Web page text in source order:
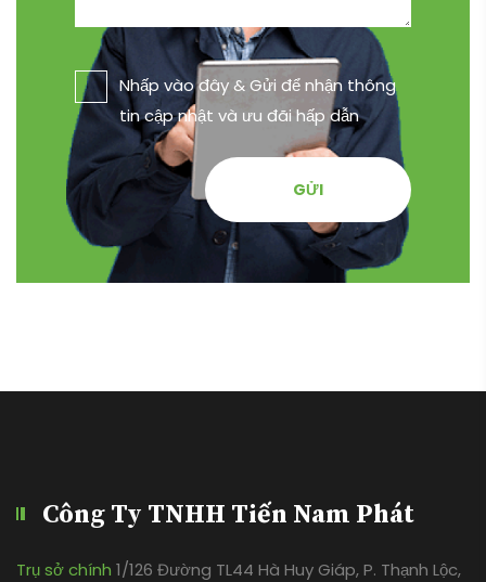
Nhấp vào đây & Gửi để nhận thông
tin cập nhật và ưu đãi hấp dẫn
GỬI
Công Ty TNHH Tiến Nam Phát
Trụ sở chính 1/126 Đường TL44 Hà Huy Giáp, P. Thạnh Lộc,